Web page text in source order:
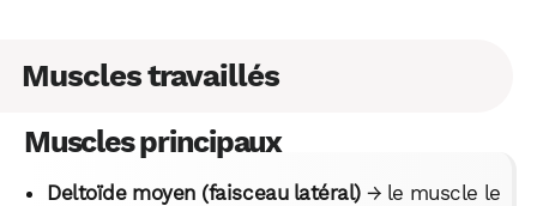
Muscles travaillés
Muscles principaux
Deltoïde moyen (faisceau latéral)→ le muscle le